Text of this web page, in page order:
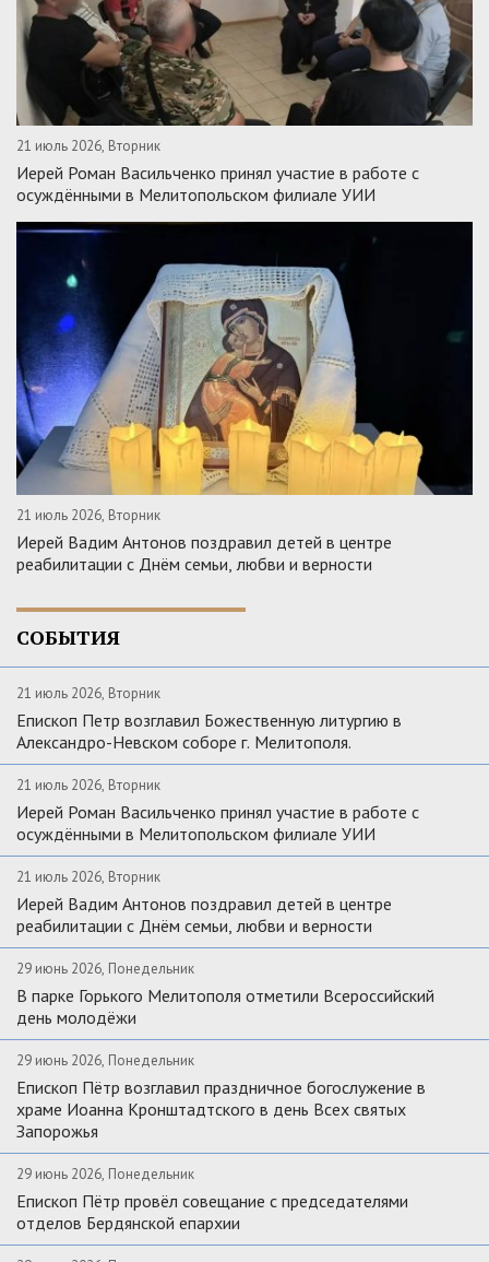
21 июль 2026, Вторник
Иерей Роман Васильченко принял участие в работе с
осуждёнными в Мелитопольском филиале УИИ
21 июль 2026, Вторник
Иерей Вадим Антонов поздравил детей в центре
реабилитации с Днём семьи, любви и верности
СОБЫТИЯ
21 июль 2026, Вторник
Епископ Петр возглавил Божественную литургию в
Александро-Невском соборе г. Мелитополя.
21 июль 2026, Вторник
Иерей Роман Васильченко принял участие в работе с
осуждёнными в Мелитопольском филиале УИИ
21 июль 2026, Вторник
Иерей Вадим Антонов поздравил детей в центре
реабилитации с Днём семьи, любви и верности
29 июнь 2026, Понедельник
В парке Горького Мелитополя отметили Всероссийский
день молодёжи
29 июнь 2026, Понедельник
Епископ Пётр возглавил праздничное богослужение в
храме Иоанна Кронштадтского в день Всех святых
Запорожья
29 июнь 2026, Понедельник
Епископ Пётр провёл совещание с председателями
отделов Бердянской епархии